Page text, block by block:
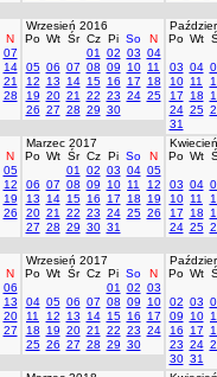
N
07
14
21
28
Wrzesień 2016
Po Wt Śr Cz Pi So
N
01
02 03 04
05 06 07 08 09 10 11
12
13 14 15 16 17
18
19 20 21 22 23 24 25
26 27 28 29 30
Po Wt
03 04
10 11
17
18
24 25
31
N
05
12
19
26
Marzec 2017
Po Wt Śr Cz Pi So
N
01
02 03 04 05
06 07 08 09 10 11
12
13
14 15 16 17 18
19
20 21 22 23 24 25 26
27 28 29 30 31
Po Wt
03 04
10 11
17
18
24 25
N
06
13
20
27
Wrzesień 2017
Po Wt Śr Cz Pi So
N
01
02 03
04 05 06 07 08 09
10
11
12 13 14 15 16
17
18
19 20 21 22 23 24
25 26 27 28 29 30
Po Wt
02 03
09
10
16
17
23 24
30 31